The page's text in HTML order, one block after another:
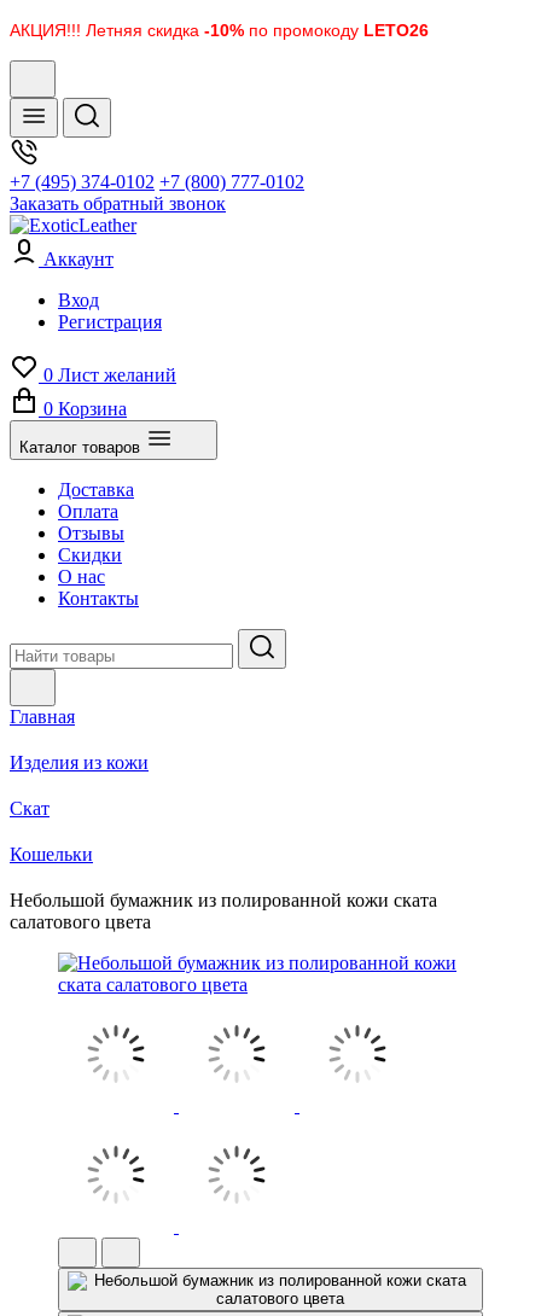
АКЦИЯ!!! Летняя скидка -10% по промокоду LETO26
+7 (495) 374-0102 +7 (800) 777-0102
Заказать обратный звонок
Аккаунт
Вход
Регистрация
0 Лист желаний
0 Корзина
Каталог товаров
Доставка
Оплата
Отзывы
Скидки
О нас
Контакты
Главная
Изделия из кожи
Скат
Кошельки
Небольшой бумажник из полированной кожи ската
салатового цвета